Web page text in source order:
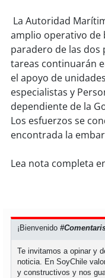
soy temuco
soyvaldivia
soyosorno
soypuertomontt
soy
La Autoridad
amplio operativo de
paradero de las dos
tareas continuarán
el apoyo de
especialistas y
dependiente de la
Los esfuerzos se
encontrada la
Lea nota completa
¡Bienvenido
Te invitamos a opinar y
noticia. En SoyChile
y constructivos y nos